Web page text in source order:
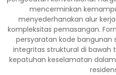
mencerminkan
menyederhanakan alur
kompleksitas pemasangan.
persyaratan kode
integritas struktural di bawah
kepatuhan keselamatan